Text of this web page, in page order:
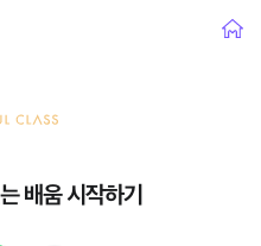
홈
class
배움 시작하기